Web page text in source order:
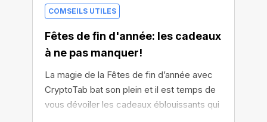
COMSEILS UTILES
Fêtes de fin d'année: les cadeaux
à ne pas manquer!
La magie de la Fêtes de fin d’année avec
CryptoTab bat son plein et il est temps de
vous dévoiler les cadeaux éblouissants qui